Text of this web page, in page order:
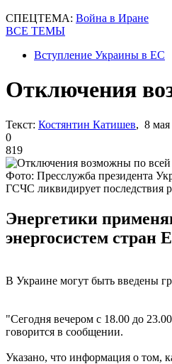
СПЕЦТЕМА: Война в Иране
ВСЕ ТЕМЫ
Вступление Украины в ЕС
Отключения
Текст: Костянтин Катишев, 8 мая
0
819
Фото: Пресслужба президента
ГСЧС ликвидирует последствия
Энергетики
энергосистем стран
В Украине могут быть введены
"Сегодня вечером с 18.00 до
говорится в сообщении.
Указано, что информация о том,